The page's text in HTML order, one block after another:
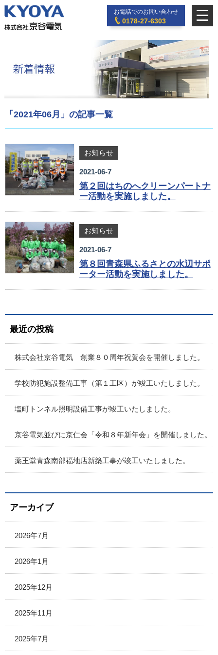
お電話でのお問い合わせ
0178-27-6303
「2021年06月」の記事一覧
お知らせ
2021-06-7
第２回はちのへクリーンパートナ
ー活動を実施しました。
お知らせ
2021-06-7
第８回青森県ふるさとの水辺サポ
ーター活動を実施しました。
最近の投稿
株式会社京谷電気 創業８０周年祝賀会を開催しました。
学校防犯施設整備工事（第１工区）が竣工いたしました。
塩町トンネル照明設備工事が竣工いたしました。
京谷電気並びに京仁会「令和８年新年会」を開催しました。
薬王堂青森南部福地店新築工事が竣工いたしました。
アーカイブ
2026年7月
2026年1月
2025年12月
2025年11月
2025年7月